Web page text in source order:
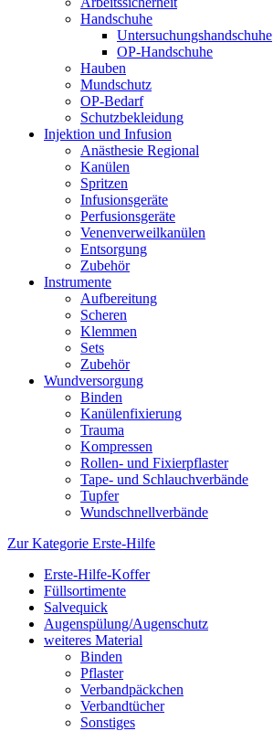
Handschuhe
Untersuchungshandschuhe
OP-Handschuhe
Hauben
Mundschutz
OP-Bedarf
Schutzbekleidung
Injektion und Infusion
Anästhesie Regional
Kanülen
Spritzen
Infusionsgeräte
Perfusionsgeräte
Venenverweilkanülen
Entsorgung
Zubehör
Instrumente
Aufbereitung
Scheren
Klemmen
Sets
Zubehör
Wundversorgung
Binden
Kanülenfixierung
Trauma
Kompressen
Rollen- und Fixierpflaster
Tape- und Schlauchverbände
Tupfer
Wundschnellverbände
Zur Kategorie Erste-Hilfe
Erste-Hilfe-Koffer
Füllsortimente
Salvequick
Augenspülung/Augenschutz
weiteres Material
Binden
Pflaster
Verbandpäckchen
Verbandtücher
Sonstiges